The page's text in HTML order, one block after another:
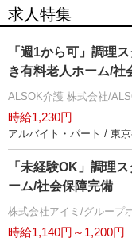
求人特集
「週1から可」調理
き有料老人ホーム/社
ALSOK介護 株式会社/
時給1,230円
アルバイト・パート / 東
「未経験OK」調理
ーム/社会保障完備
株式会社アイミ/グループ
時給1,140円～1,200円